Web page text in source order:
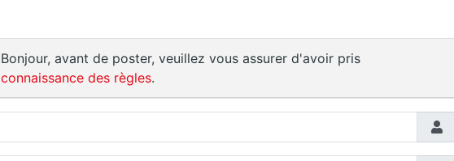
Bonjour, avant de poster, veuillez vous assurer d'avoir pris
connaissance des règles.